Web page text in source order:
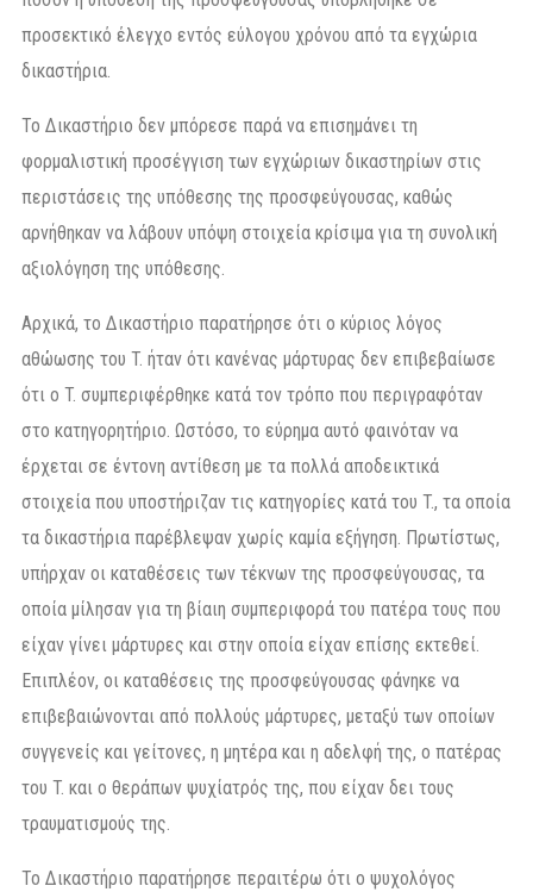
προσεκτικό έλεγχο εντός εύλογου χρόνου από τα εγχώρια
δικαστήρια.
Το Δικαστήριο δεν μπόρεσε παρά να επισημάνει τη
φορμαλιστική προσέγγιση των εγχώριων δικαστηρίων στις
περιστάσεις της υπόθεσης της προσφεύγουσας, καθώς
αρνήθηκαν να λάβουν υπόψη στοιχεία κρίσιμα για τη συνολική
αξιολόγηση της υπόθεσης.
Αρχικά, το Δικαστήριο παρατήρησε ότι ο κύριος λόγος
αθώωσης του T. ήταν ότι κανένας μάρτυρας δεν επιβεβαίωσε
ότι ο T. συμπεριφέρθηκε κατά τον τρόπο που περιγραφόταν
στο κατηγορητήριο. Ωστόσο, το εύρημα αυτό φαινόταν να
έρχεται σε έντονη αντίθεση με τα πολλά αποδεικτικά
στοιχεία που υποστήριζαν τις κατηγορίες κατά του T., τα οποία
τα δικαστήρια παρέβλεψαν χωρίς καμία εξήγηση. Πρωτίστως,
υπήρχαν οι καταθέσεις των τέκνων της προσφεύγουσας, τα
οποία μίλησαν για τη βίαιη συμπεριφορά του πατέρα τους που
είχαν γίνει μάρτυρες και στην οποία είχαν επίσης εκτεθεί.
Επιπλέον, οι καταθέσεις της προσφεύγουσας φάνηκε να
επιβεβαιώνονται από πολλούς μάρτυρες, μεταξύ των οποίων
συγγενείς και γείτονες, η μητέρα και η αδελφή της, ο πατέρας
του T. και ο θεράπων ψυχίατρός της, που είχαν δει τους
τραυματισμούς της.
Το Δικαστήριο παρατήρησε περαιτέρω ότι ο ψυχολόγος